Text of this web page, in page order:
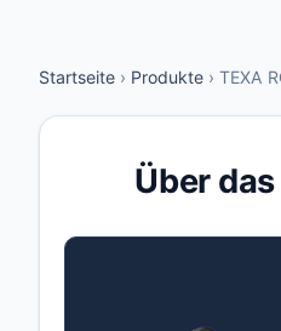
Startseite › Produkte › TEXA
Über